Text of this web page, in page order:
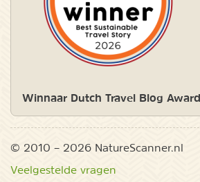
Winnaar Dutch Travel Blog
© 2010 – 2026 NatureScanner.nl
Veelgestelde vragen